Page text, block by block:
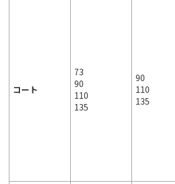
コート
73
90
110
135
90
110
135